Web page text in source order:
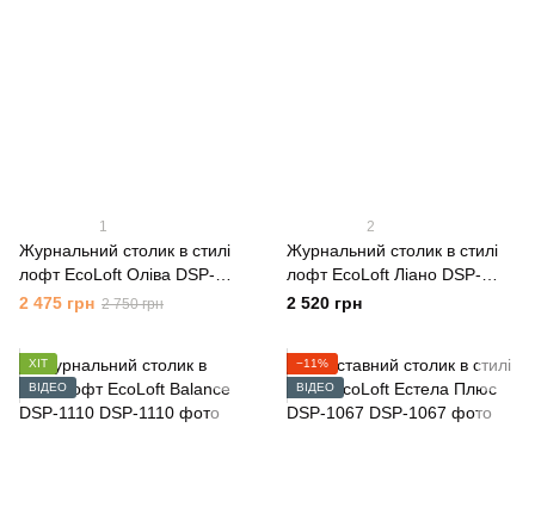
1
Журнальний столик в стилі
лофт EcoLoft Оліва DSP-
1259
2 475 грн 2 750 грн
2
Журнальний столик в стилі
лофт EcoLoft Ліано DSP-
1256
2 520 грн
ХІТ
ВІДЕО
−11%
ВІДЕО